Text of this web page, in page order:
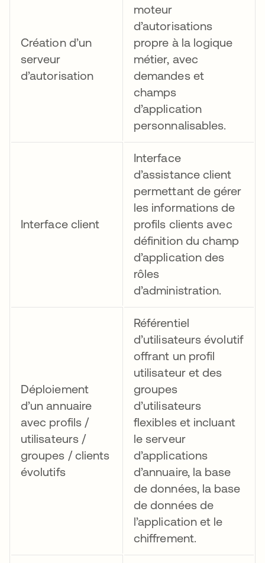
Création d’un
serveur
d’autorisation
moteur
d’autorisations
propre à la logique
métier, avec
demandes et
champs
d’application
personnalisables.
Interface client
Interface
d’assistance client
permettant de gérer
les informations de
profils clients avec
définition du champ
d’application des
rôles
d’administration.
Déploiement
d’un annuaire
avec profils /
utilisateurs /
groupes / clients
évolutifs
Référentiel
d’utilisateurs évolutif
offrant un profil
utilisateur et des
groupes
d’utilisateurs
flexibles et incluant
le serveur
d’applications
d’annuaire, la base
de données, la base
de données de
l’application et le
chiffrement.